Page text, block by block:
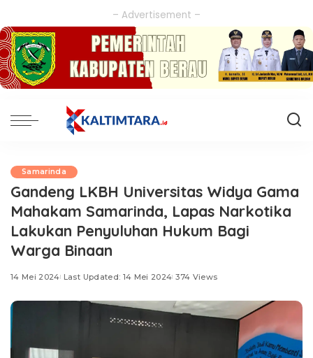
– Advertisement –
Samarinda
Gandeng LKBH Universitas Widya Gama
Mahakam Samarinda, Lapas Narkotika
Lakukan Penyuluhan Hukum Bagi
Warga Binaan
14 Mei 2024 Last Updated: 14 Mei 2024 374 Views